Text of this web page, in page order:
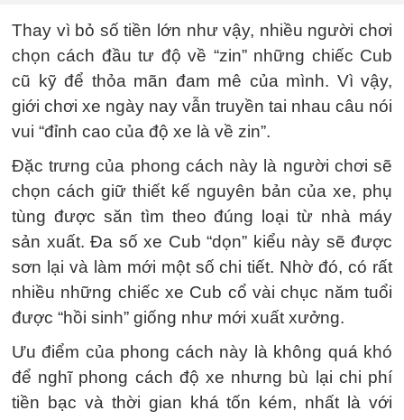
Thay vì bỏ số tiền lớn như vậy, nhiều người chơi
chọn cách đầu tư độ về “zin” những chiếc Cub
cũ kỹ để thỏa mãn đam mê của mình. Vì vậy,
giới chơi xe ngày nay vẫn truyền tai nhau câu nói
vui “đỉnh cao của độ xe là về zin”.
Đặc trưng của phong cách này là người chơi sẽ
chọn cách giữ thiết kế nguyên bản của xe, phụ
tùng được săn tìm theo đúng loại từ nhà máy
sản xuất. Đa số xe Cub “dọn” kiểu này sẽ được
sơn lại và làm mới một số chi tiết. Nhờ đó, có rất
nhiều những chiếc xe Cub cổ vài chục năm tuổi
được “hồi sinh” giống như mới xuất xưởng.
Ưu điểm của phong cách này là không quá khó
để nghĩ phong cách độ xe nhưng bù lại chi phí
tiền bạc và thời gian khá tốn kém, nhất là với